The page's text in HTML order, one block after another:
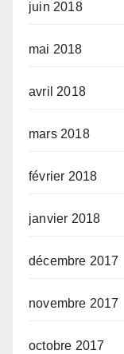
juin 2018
mai 2018
avril 2018
mars 2018
février 2018
janvier 2018
décembre 2017
novembre 2017
octobre 2017